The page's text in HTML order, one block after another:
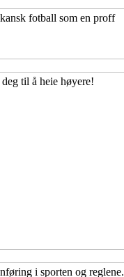
fotball som en proff
til å heie høyere!
i sporten og reglene.